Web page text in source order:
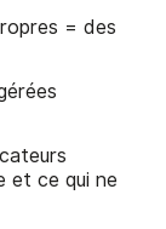
= des
et ce qui ne